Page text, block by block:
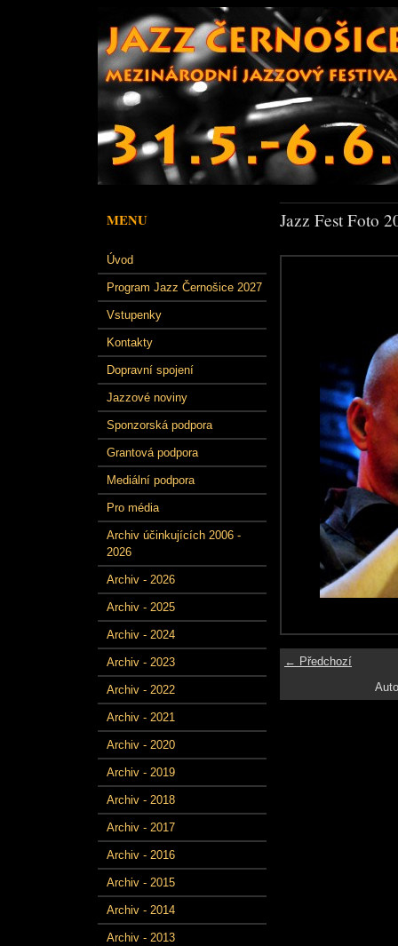
MENU
Úvod
Program Jazz Černošice 2027
Vstupenky
Kontakty
Dopravní spojení
Jazzové noviny
Sponzorská podpora
Grantová podpora
Mediální podpora
Pro média
Archiv účinkujících 2006 -
2026
Archiv - 2026
Archiv - 2025
Archiv - 2024
Archiv - 2023
Archiv - 2022
Archiv - 2021
Archiv - 2020
Archiv - 2019
Archiv - 2018
Archiv - 2017
Archiv - 2016
Archiv - 2015
Archiv - 2014
Archiv - 2013
Jazz Fest Foto
← Předchozí